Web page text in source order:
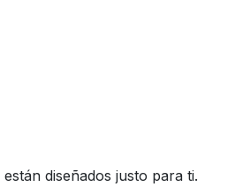
están diseñados justo para ti.